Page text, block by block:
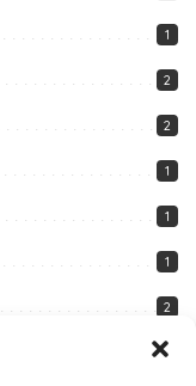
1
2
2
1
1
1
2
1